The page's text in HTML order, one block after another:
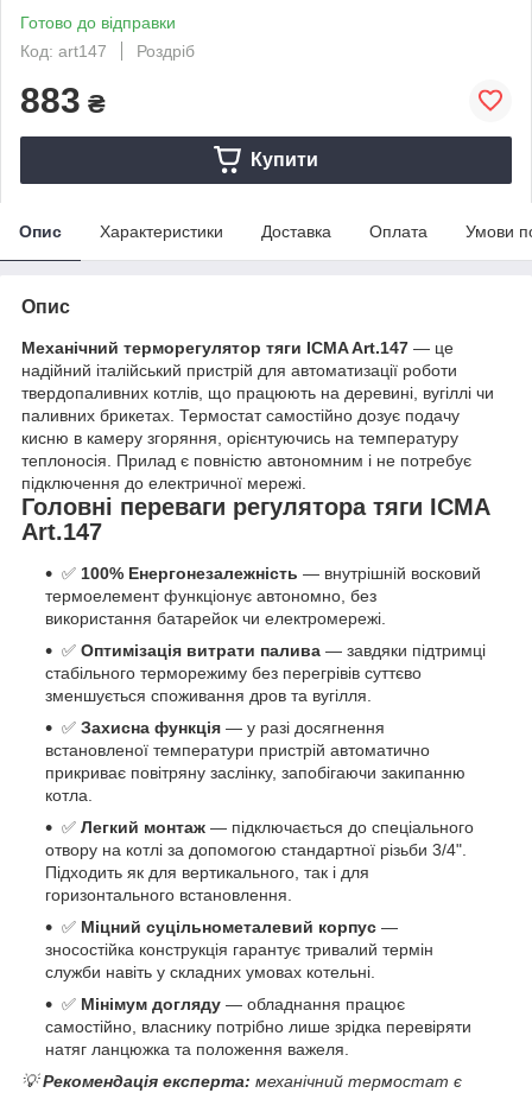
Готово до відправки
Код: art147
Роздріб
883 ₴
Купити
Опис Характеристики Доставка Оплата Умови
Опис
Механічний терморегулятор тяги ICMA Art.147 — це
надійний італійський пристрій для автоматизації роботи
твердопаливних котлів, що працюють на деревині, вугіллі чи
паливних брикетах. Термостат самостійно дозує подачу
кисню в камеру згоряння, орієнтуючись на температуру
теплоносія. Прилад є повністю автономним і не потребує
підключення до електричної мережі.
Головні переваги регулятора тяги ICMA
Art.147
✅ 100% Енергонезалежність — внутрішній восковий
термоелемент функціонує автономно, без
використання батарейок чи електромережі.
✅ Оптимізація витрати палива — завдяки підтримці
стабільного терморежиму без перегрівів суттєво
зменшується споживання дров та вугілля.
✅ Захисна функція — у разі досягнення
встановленої температури пристрій автоматично
прикриває повітряну заслінку, запобігаючи закипанню
котла.
✅ Легкий монтаж — підключається до спеціального
отвору на котлі за допомогою стандартної різьби 3/4".
Підходить як для вертикального, так і для
горизонтального встановлення.
✅ Міцний суцільнометалевий корпус —
зносостійка конструкція гарантує тривалий термін
служби навіть у складних умовах котельні.
✅ Мінімум догляду — обладнання працює
самостійно, власнику потрібно лише зрідка перевіряти
натяг ланцюжка та положення важеля.
💡Рекомендація експерта: механічний термостат є